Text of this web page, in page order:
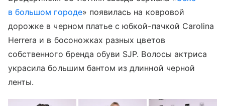
в большом городе» появилась на ковровой
дорожке в черном платье с юбкой-пачкой Carolina
Herrera и в босоножках разных цветов
собственного бренда обуви SJP. Волосы актриса
украсила большим бантом из длинной черной
ленты.